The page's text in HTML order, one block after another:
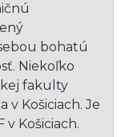
bohatú
Niekoľko
fakulty
v Košiciach. Je
v Košiciach.